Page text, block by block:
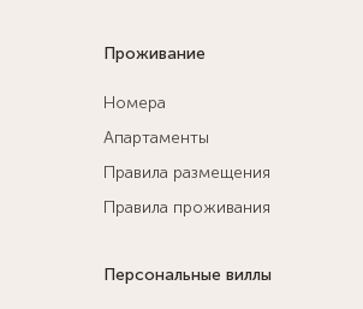
Проживание
Номера
Апартаменты
Правила размещения
Правила проживания
Персональные виллы